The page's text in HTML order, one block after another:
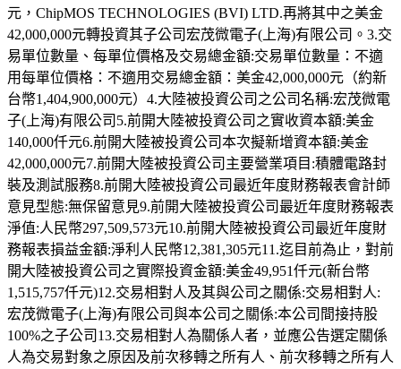
元，ChipMOS TECHNOLOGIES (BVI) LTD.再將其中之美金
42,000,000元轉投資其子公司宏茂微電子(上海)有限公司。3.交
易單位數量、每單位價格及交易總金額:交易單位數量：不適
用每單位價格：不適用交易總金額：美金42,000,000元（約新
台幣1,404,900,000元）4.大陸被投資公司之公司名稱:宏茂微電
子(上海)有限公司5.前開大陸被投資公司之實收資本額:美金
140,000仟元6.前開大陸被投資公司本次擬新增資本額:美金
42,000,000元7.前開大陸被投資公司主要營業項目:積體電路封
裝及測試服務8.前開大陸被投資公司最近年度財務報表會計師
意見型態:無保留意見9.前開大陸被投資公司最近年度財務報表
淨值:人民幣297,509,573元10.前開大陸被投資公司最近年度財
務報表損益金額:淨利人民幣12,381,305元11.迄目前為止，對前
開大陸被投資公司之實際投資金額:美金49,951仟元(新台幣
1,515,757仟元)12.交易相對人及其與公司之關係:交易相對人:
宏茂微電子(上海)有限公司與本公司之關係:本公司間接持股
100%之子公司13.交易相對人為關係人者，並應公告選定關係
人為交易對象之原因及前次移轉之所有人、前次移轉之所有人